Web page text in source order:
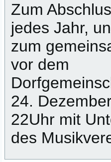
Zum
jedes Jahr,
zum
vor dem
24.
22Uhr mit
des